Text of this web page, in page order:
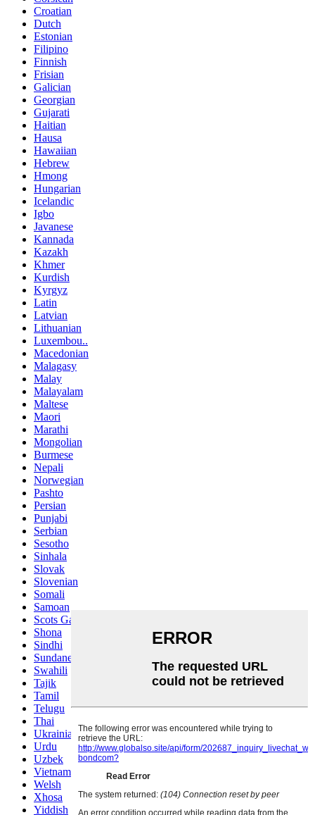
Croatian
Dutch
Estonian
Filipino
Finnish
Frisian
Galician
Georgian
Gujarati
Haitian
Hausa
Hawaiian
Hebrew
Hmong
Hungarian
Icelandic
Igbo
Javanese
Kannada
Kazakh
Khmer
Kurdish
Kyrgyz
Latin
Latvian
Lithuanian
Luxembou..
Macedonian
Malagasy
Malay
Malayalam
Maltese
Maori
Marathi
Mongolian
Burmese
Nepali
Norwegian
Pashto
Persian
Punjabi
Serbian
Sesotho
Sinhala
Slovak
Slovenian
Somali
Samoan
Scots Gaelic
Shona
Sindhi
Sundanese
Swahili
Tajik
Tamil
Telugu
Thai
Ukrainian
Urdu
Uzbek
Vietnamese
Welsh
Xhosa
Yiddish